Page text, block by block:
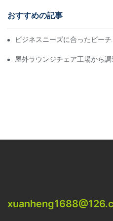
おすすめの記事
ビジネスニーズに合ったビー
屋外ラウンジチェア工場から